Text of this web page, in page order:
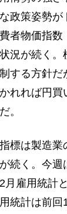
政策姿勢
者物価指
況が続く。
する方針だ
れれば円買
。
標は製造業
続く。今
月雇用統計
統計は前